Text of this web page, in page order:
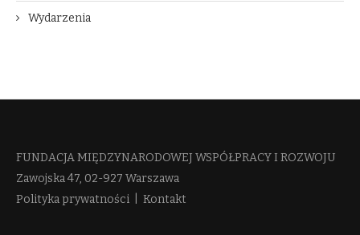
Wydarzenia
FUNDACJA MIĘDZYNARODOWEJ WSPÓŁPRACY I ROZWOJU​
Zawojska 47, 02-927 Warszawa
Polityka prywatności
Kontakt